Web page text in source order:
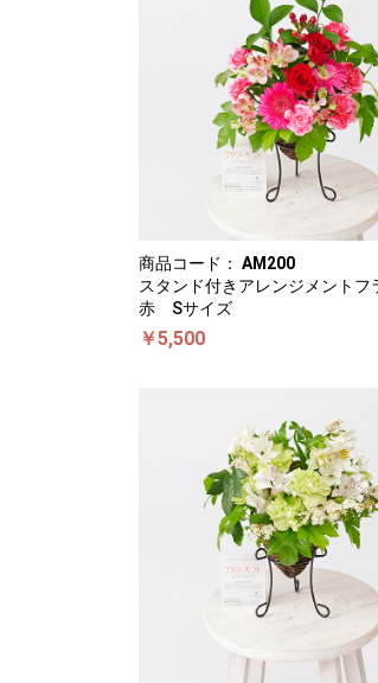
商品コード： AM200
スタンド付きアレンジメント
赤 Sサイズ
￥5,500